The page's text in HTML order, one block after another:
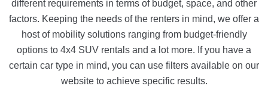
different requirements in terms of budget, space, and other
factors. Keeping the needs of the renters in mind, we offer a
host of mobility solutions ranging from budget-friendly
options to 4x4 SUV rentals and a lot more. If you have a
certain car type in mind, you can use filters available on our
website to achieve specific results.